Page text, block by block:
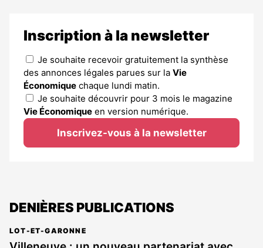
Inscription à la newsletter
Je souhaite recevoir gratuitement la synthèse
des annonces légales parues sur la Vie
Économique chaque lundi matin.
Je souhaite découvrir pour 3 mois le magazine
Vie Économique en version numérique.
Inscrivez-vous à la newsletter
DENIÈRES PUBLICATIONS
LOT-ET-GARONNE